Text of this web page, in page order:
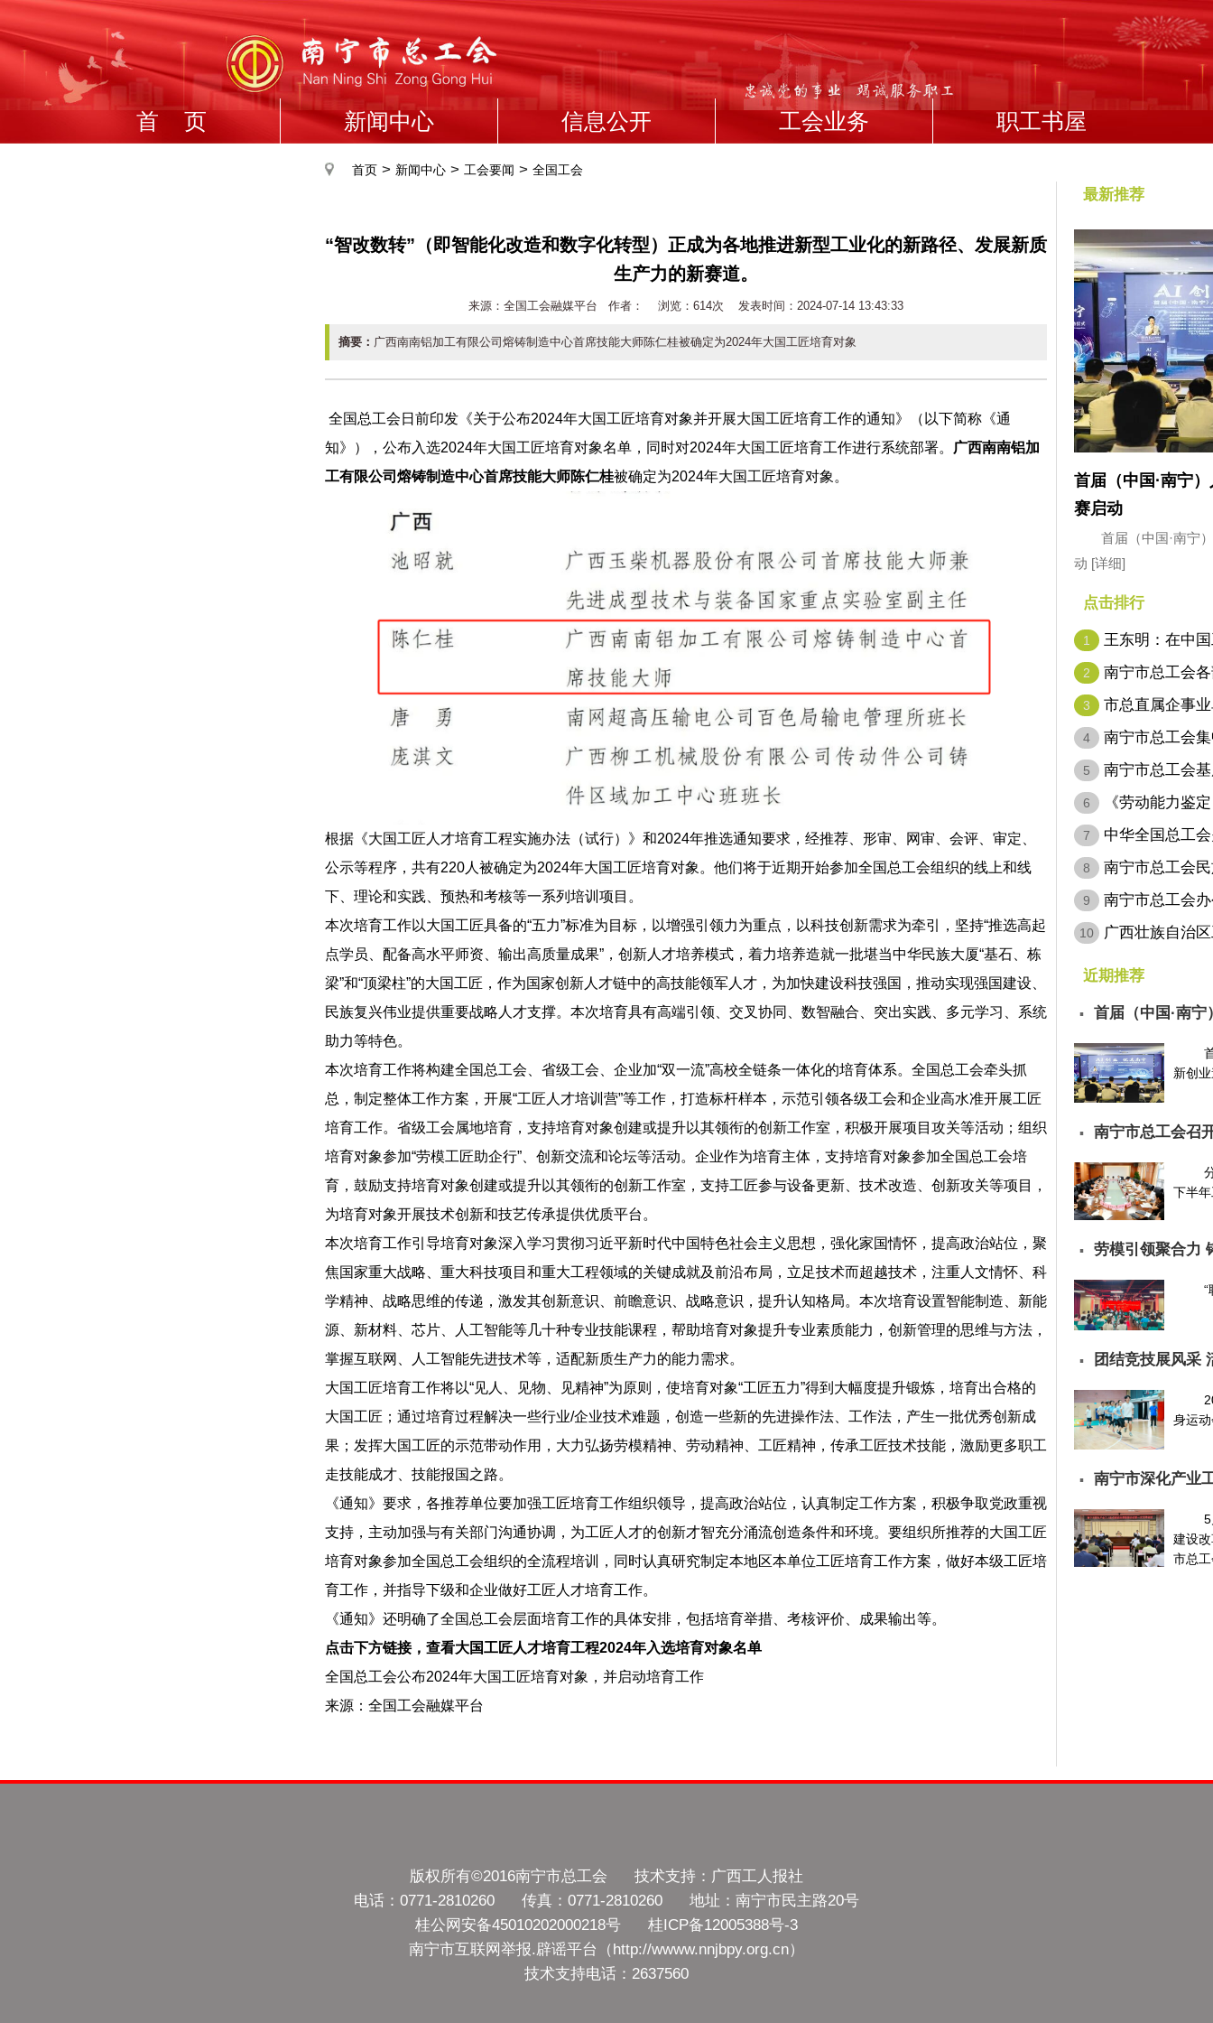
首 页 新闻中心 信息公开 工会业务 职工书屋
首页 > 新闻中心 > 工会要闻 > 全国工会
“智改数转”（即智能化改造和数字化转型）正成为各地推进新型工业化的新路径、发展新质
生产力的新赛道。
来源：全国工会融媒平台 作者： 浏览： 614次 发表时间：2024-07-14 13:43:33
摘要： 广西南南铝加工有限公司熔铸制造中心首席技能大师陈仁桂被确定为2024年大国工匠培育对象
全国总工会日前印发《关于公布2024年大国工匠培育对象并开展大国工匠培育工作的通知》（以下简称《通
知》），公布入选2024年大国工匠培育对象名单，同时对2024年大国工匠培育工作进行系统部署。
广西南南铝加
工有限公司熔铸制造中心首席技能大师陈仁桂被确定为2024年大国工匠培育对象。
根据《大国工匠人才培育工程实施办法（试行）》和2024年推选通知要求，经推荐、形审、网审、会评、审定、
公示等程序，共有220人被确定为2024年大国工匠培育对象。他们将于近期开始参加全国总工会组织的线上和线
下、理论和实践、预热和考核等一系列培训项目。
本次培育工作以大国工匠具备的“五力”标准为目标，以增强引领力为重点，以科技创新需求为牵引，坚持“推选高起
点学员、配备高水平师资、输出高质量成果”，创新人才培养模式，着力培养造就一批堪当中华民族大厦“基石、栋
梁”和“顶梁柱”的大国工匠，作为国家创新人才链中的高技能领军人才，为加快建设科技强国，推动实现强国建设、
民族复兴伟业提供重要战略人才支撑。本次培育具有高端引领、交叉协同、数智融合、突出实践、多元学习、系统
助力等特色。
本次培育工作将构建全国总工会、省级工会、企业加“双一流”高校全链条一体化的培育体系。全国总工会牵头抓
总，制定整体工作方案，开展“工匠人才培训营”等工作，打造标杆样本，示范引领各级工会和企业高水准开展工匠
培育工作。省级工会属地培育，支持培育对象创建或提升以其领衔的创新工作室，积极开展项目攻关等活动；组织
培育对象参加“劳模工匠助企行”、创新交流和论坛等活动。企业作为培育主体，支持培育对象参加全国总工会培
育，鼓励支持培育对象创建或提升以其领衔的创新工作室，支持工匠参与设备更新、技术改造、创新攻关等项目，
为培育对象开展技术创新和技艺传承提供优质平台。
本次培育工作引导培育对象深入学习贯彻习近平新时代中国特色社会主义思想，强化家国情怀，提高政治站位，聚
焦国家重大战略、重大科技项目和重大工程领域的关键成就及前沿布局，立足技术而超越技术，注重人文情怀、科
学精神、战略思维的传递，激发其创新意识、前瞻意识、战略意识，提升认知格局。本次培育设置智能制造、新能
源、新材料、芯片、人工智能等几十种专业技能课程，帮助培育对象提升专业素质能力，创新管理的思维与方法，
掌握互联网、人工智能先进技术等，适配新质生产力的能力需求。
大国工匠培育工作将以“见人、见物、见精神”为原则，使培育对象“工匠五力”得到大幅度提升锻炼，培育出合格的
大国工匠；通过培育过程解决一些行业/企业技术难题，创造一些新的先进操作法、工作法，产生一批优秀创新成
果；发挥大国工匠的示范带动作用，大力弘扬劳模精神、劳动精神、工匠精神，传承工匠技术技能，激励更多职工
走技能成才、技能报国之路。
《通知》要求，各推荐单位要加强工匠培育工作组织领导，提高政治站位，认真制定工作方案，积极争取党政重视
支持，主动加强与有关部门沟通协调，为工匠人才的创新才智充分涌流创造条件和环境。要组织所推荐的大国工匠
培育对象参加全国总工会组织的全流程培训，同时认真研究制定本地区本单位工匠培育工作方案，做好本级工匠培
育工作，并指导下级和企业做好工匠人才培育工作。
《通知》还明确了全国总工会层面培育工作的具体安排，包括培育举措、考核评价、成果输出等。
点击下方链接，查看大国工匠人才培育工程2024年入选培育对象名单
全国总工会公布2024年大国工匠培育对象，并启动培育工作
来源：全国工会融媒平台
最新推荐
首届（中国·南宁
赛启动
首届（中国·南宁
动 [详细]
点击排行
1
王东明：在中
代表…
2 南宁市总工会
3 市总直属企事
4 南宁市总工会
5
南宁市总工会
名…
6
《劳动能力鉴
病…
7
中华全国总工
会…
8 南宁市总工会
9
南宁市总工会
层…
10
广西壮族自治
定…
近期推荐
▪
首届（中国·南
请…
新创
▪ 南宁市总工会召
下半
▪ 劳模引领聚合力
“
▪ 团结竞技展风
身运
▪ 南宁市深化产业
建设
市总
版权所有©2016南宁市总工会 技术支持：广西工人报社
电话：0771-2810260 传真：0771-2810260 地址：南宁市民主路20号
桂公网安备45010202000218号 桂ICP备12005388号-3
南宁市互联网举报.辟谣平台（http://wwww.nnjbpy.org.cn）
技术支持电话：2637560